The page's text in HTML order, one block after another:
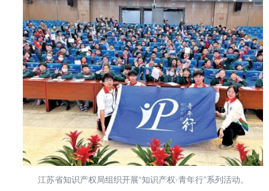
江苏省知识产权局组织开展“知识产权·青年行”系列活动。